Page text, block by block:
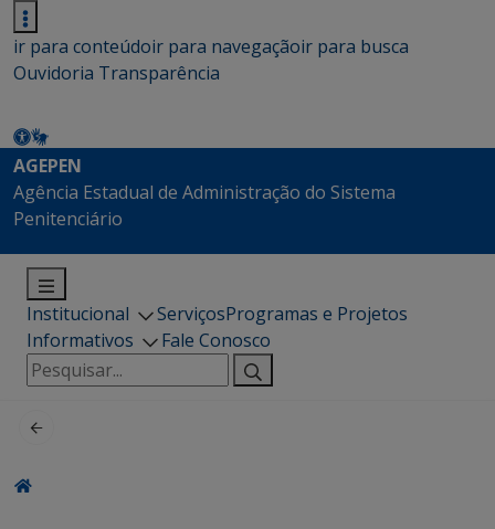
ir para conteúdoir para navegaçãoir para busca
Ouvidoria Transparência
AGEPEN
Agência Estadual de Administração do Sistema
Penitenciário
Institucional ServiçosProgramas e Projetos
Informativos
Fale Conosco
Pesquisar
por: